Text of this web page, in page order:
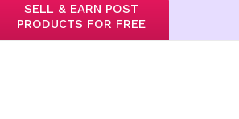
SELL & EARN POST
PRODUCTS FOR FREE